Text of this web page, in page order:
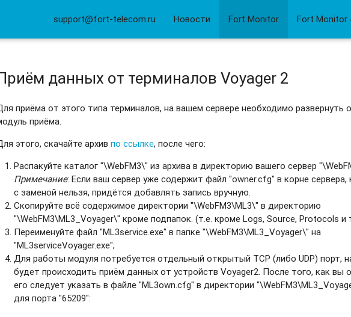
support@fort-telecom.ru Новости Fort Monitor Fort Monitor
данных от терминалов Voyager 2
приёма от этого типа терминалов, на вашем сервере необходимо развернуть
приёма.
этого, скачайте архивпо ссылке, после чего:
Распакуйте каталог "\WebFM3\" из архива в директорию вашего сервер
Примечание: Если ваш сервер уже содержит файл "owner.cfg" в корне сервера,
с заменой нельзя, придётся добавлять запись вручную.
Скопируйте всё содержимое директории "\WebFM3\ML3\" в директорию
"\WebFM3\ML3_Voyager\" кроме подпапок. (т.е. кроме Logs, Source, Protocols и
Переименуйте файл "ML3service.exe" в папке "\WebFM3\ML3_Voyager\" на
"ML3serviceVoyager.exe";
Для работы модуля потребуется отдельный открытый TCP (либо UDP) порт,
будет происходить приём данных от устройств Voyager2. После того, как вы
его следует указать в файле "ML3own.cfg" в директории
для порта "65209":